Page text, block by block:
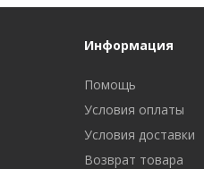
Информация
Помощь
Условия оплаты
Условия доставки
Возврат товара